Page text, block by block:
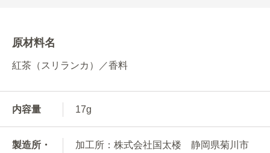
原材料名
紅茶（スリランカ）／香料
内容量 17g
製造所・
加工所：株式会社国太楼 静岡県菊川市